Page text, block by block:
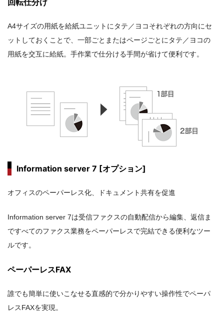
A4サイズの用紙を給紙ユニットにタテ／ヨコそれぞれの方向にセ
ットしておくことで、一部ごとまたはページごとにタテ／ヨコの
用紙を交互に給紙。手作業で仕分ける手間が省けて便利です。
Information server 7 [オプション]
オフィスのペーパーレス化、ドキュメント共有を促進
Information server 7は受信ファクスの自動配信から編集、返信ま
ですべてのファクス業務をペーパーレスで完結できる便利なツー
ルです。
ペーパーレスFAX
誰でも簡単に使いこなせる直感的で分かりやすい操作性でペーパ
レスFAXを実現。